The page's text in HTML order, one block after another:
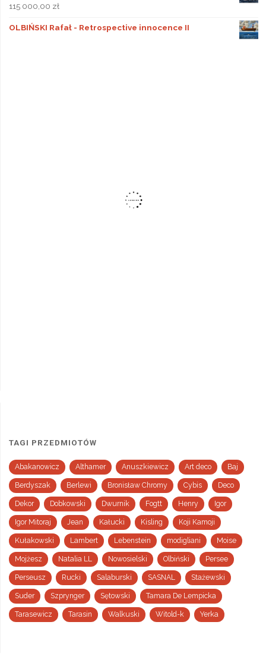
115 000,00 zł
OLBIŃSKI Rafał - Retrospective innocence II
TAGI PRZEDMIOTÓW
Abakanowicz Althamer Anuszkiewicz Art deco Baj
Berdyszak Berlewi Bronisław Chromy Cybis Deco
Dekor Dobkowski Dwurnik Fogtt Henry Igor
Igor Mitoraj Jean Kałucki Kisling Koji Kamoji
Kułakowski Lambert Lebenstein modigliani Moise
Mojżesz Natalia LL Nowosielski Olbiński Persee
Perseusz Rucki Salaburski SASNAL Stażewski
Suder Szprynger Sętowski Tamara De Lempicka
Tarasewicz Tarasin Walkuski Witold-k Yerka